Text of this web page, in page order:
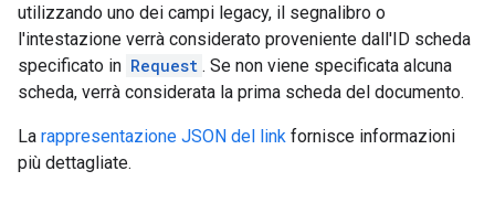
utilizzando uno dei campi legacy, il segnalibro o
l'intestazione verrà considerato proveniente dall'ID scheda
specificato in Request . Se non viene specificata alcuna
scheda, verrà considerata la prima scheda del documento.
La rappresentazione JSON del link fornisce informazioni
più dettagliate.